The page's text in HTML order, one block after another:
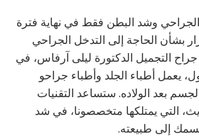
وشد البطن فقط في نهاية فترة
بشأن الحاجة إلى التدخل الجراحي
التجميل الدكتورة ليلى آرفاس، في
يعمل أطباء الجلد وأطباء جراحو
بعد الولاده. ستساعد التقنيات
التي يمتلكها متخصصونا، في شد
إلى طبيعته.